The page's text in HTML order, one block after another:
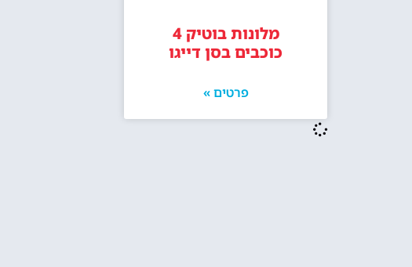
מלונות בוטיק 4
כוכבים בסן דייגו
פרטים »